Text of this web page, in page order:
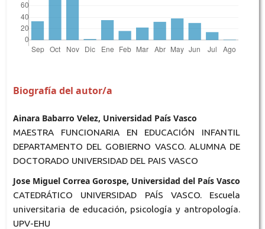
Biografía del autor/a
Ainara Babarro Velez, Universidad País Vasco
MAESTRA FUNCIONARIA EN EDUCACIÓN INFANTIL
DEPARTAMENTO DEL GOBIERNO VASCO. ALUMNA DE
DOCTORADO UNIVERSIDAD DEL PAIS VASCO
Jose Miguel Correa Gorospe, Universidad del País Vasco
CATEDRÁTICO UNIVERSIDAD PAÍS VASCO. Escuela
universitaria de educación, psicología y antropología.
UPV-EHU